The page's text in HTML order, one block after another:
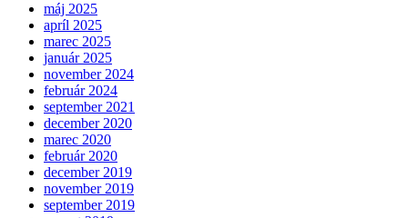
máj 2025
apríl 2025
marec 2025
január 2025
november 2024
február 2024
september 2021
december 2020
marec 2020
február 2020
december 2019
november 2019
september 2019